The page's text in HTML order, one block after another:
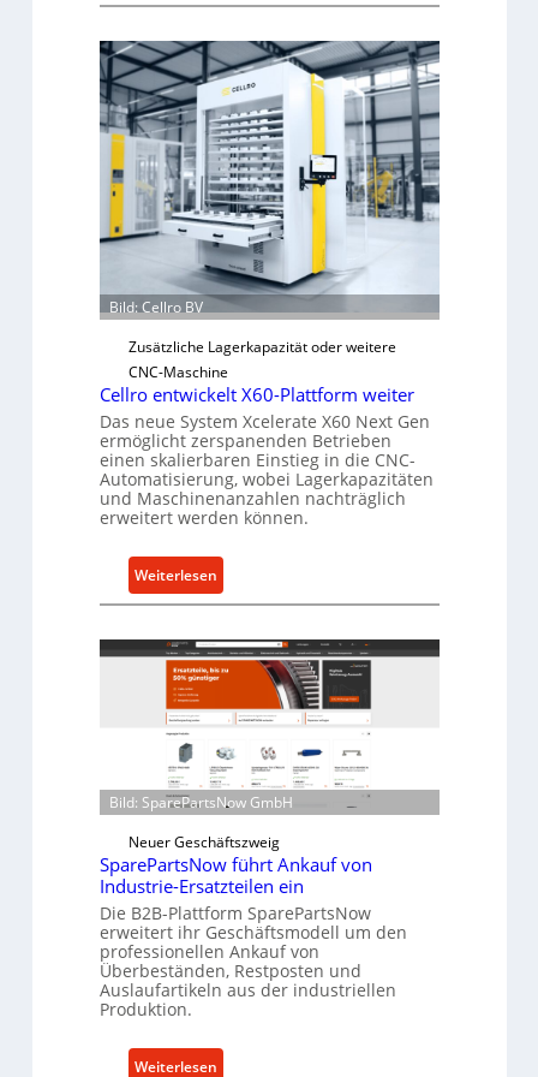
5
%
ü
b
e
r
V
o
r
j
a
h
r
h
a
n
i
s
c
h
e
r
Ü
e
r
l
a
s
t
s
c
h
u
t
f
ü
r
i
n
d
i
r
e
k
t
e
A
n
i
Bild: Cellro BV
Zusätzliche Lagerkapazität oder weitere
CNC-Maschine
Cellro entwickelt X60-Plattform weiter
Das neue System Xcelerate X60 Next Gen
ermöglicht zerspanenden Betrieben
einen skalierbaren Einstieg in die CNC-
Automatisierung, wobei Lagerkapazitäten
und Maschinenanzahlen nachträglich
erweitert werden können.
Weiterlesen:
C
l
l
o
e
n
t
i
c
e
l
t
X
0
Bild: SparePartsNow GmbH
Neuer Geschäftszweig
SparePartsNow führt Ankauf von
Industrie-Ersatzteilen ein
Die B2B-Plattform SparePartsNow
erweitert ihr Geschäftsmodell um den
professionellen Ankauf von
Überbeständen, Restposten und
Auslaufartikeln aus der industriellen
Produktion.
Weiterlesen: